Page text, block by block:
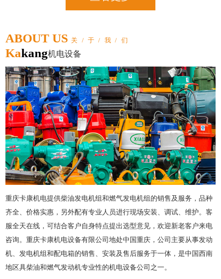
ABOUT US 关/于/我/们
Kakang机电设备
重庆卡康机电提供柴油发电机组和燃气发电机组的销售及服务，品种
齐全、价格实惠，另外配有专业人员进行现场安装、调试、维护。客
服全天在线，可结合客户自身特点提出选型意见，欢迎新老客户来电
咨询。重庆卡康机电设备有限公司地处中国重庆，公司主要从事发动
机、发电机组和配电箱的销售、安装及售后服务于一体，是中国西南
地区具柴油和燃气发动机专业性的机电设备公司之一。